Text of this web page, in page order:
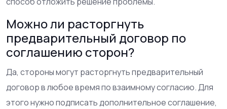
Можно ли расторгнуть
предварительный договор по
соглашению сторон?
Да, стороны могут расторгнуть предварительный
договор в любое время по взаимному согласию. Для
этого нужно подписать дополнительное соглашение,